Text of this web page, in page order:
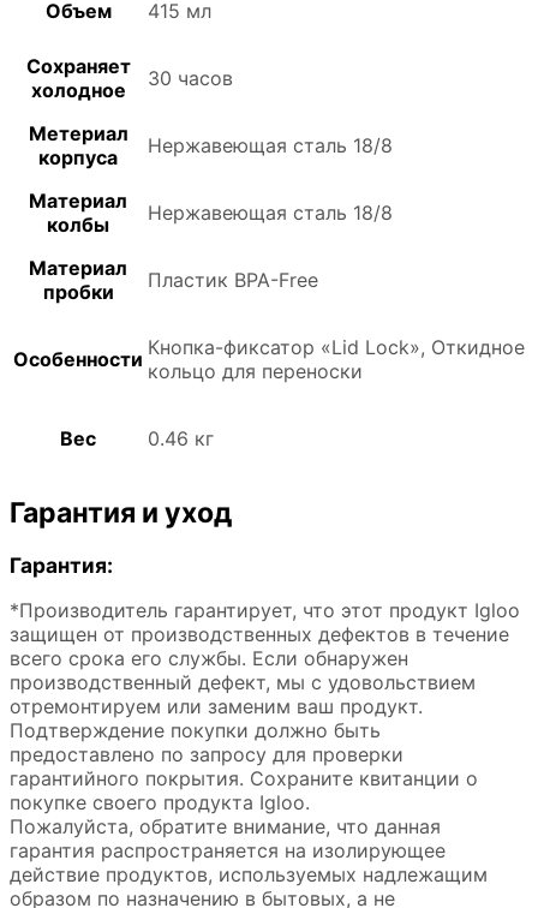
Объем 415 мл
Сохраняет
холодное
30 часов
Метериал
корпуса
Нержавеющая сталь 18/8
Материал
колбы
Нержавеющая сталь 18/8
Материал
пробки
Пластик BPA-Free
Особенности Кнопка-фиксатор «Lid Lock», Откидное
кольцо для переноски
Вес 0.46 кг
Гарантия и уход
Гарантия:
*Производитель гарантирует, что этот продукт Igloo
защищен от производственных дефектов в течение
всего срока его службы. Если обнаружен
производственный дефект, мы с удовольствием
отремонтируем или заменим ваш продукт.
Подтверждение покупки должно быть
предоставлено по запросу для проверки
гарантийного покрытия. Сохраните квитанции о
покупке своего продукта Igloo.
Пожалуйста, обратите внимание, что данная
гарантия распространяется на изолирующее
действие продуктов, используемых надлежащим
образом по назначению в бытовых, а не